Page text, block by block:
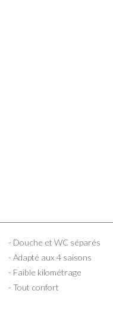
- Douche et WC séparés
- Adapté aux 4 saisons
- Faible kilométrage
- Tout confort